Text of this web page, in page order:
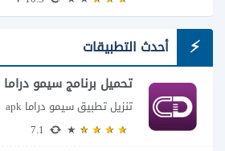
أحدث التطبيقات
تحميل برنامج سيمو دراما
تنزيل تطبيق سيمو دراما apk